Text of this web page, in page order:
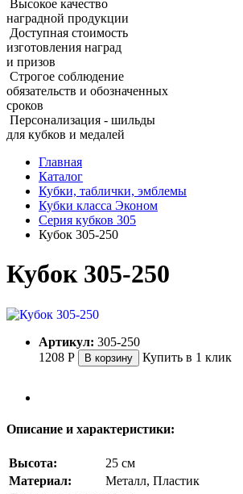
Высокое качество
наградной продукции
Доступная стоимость
изготовления наград
и призов
Строгое соблюдение
обязательств и обозначенных
сроков
Персонализация - шильды
для кубков и медалей
Главная
Каталог
Кубки, таблички, эмблемы
Кубки класса Эконом
Серия кубков 305
Кубок 305‑250
Кубок 305‑250
Артикул: 305-250
1208 Р В корзину Купить в 1 клик
Описание и характеристики:
Высота:
25 см
Материал:
Металл, Пластик